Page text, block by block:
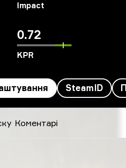
Impact
0.72
KPR
SteamID
Коментарі